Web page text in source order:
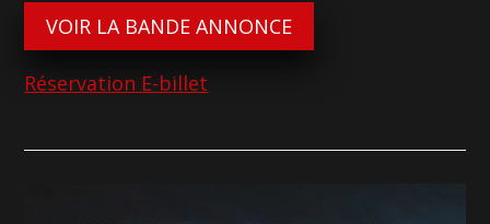
VOIR LA BANDE ANNONCE
Réservation E-billet